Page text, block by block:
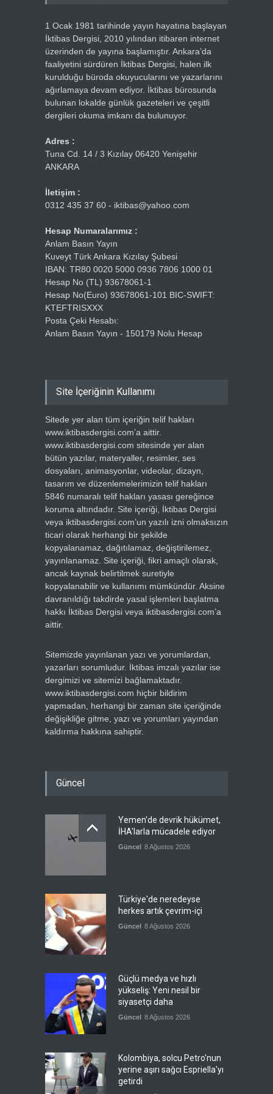
1 Ocak 1981 tarihinde yayın hayatına başlayan
İktibas Dergisi, 2010 yılından itibaren internet
üzerinden de yayına başlamıştır. Ankara’da
faaliyetini sürdüren İktibas Dergisi, halen ilk
kurulduğu büroda okuyucularını ve yazarlarını
ağırlamaya devam ediyor. İktibas bürosunda
bulunan lokalde günlük gazeteleri ve çeşitli
dergileri okuma imkanı da bulunuyor.
Adres :
Tuna Cd. 14 / 3 Kızılay 06420 Yenişehir
ANKARA
İletişim :
0312 435 37 60 - iktibas@yahoo.com
Hesap Numaralarımız :
Anlam Basın Yayın
Kuveyt Türk Ankara Kızılay Şubesi
IBAN: TR80 0020 5000 0936 7806 1000 01
Hesap No (TL) 93678061-1
Hesap No(Euro) 93678061-101 BIC-SWIFT:
KTEFTRISXXX
Posta Çeki Hesabı:
Anlam Basın Yayın - 150179 Nolu Hesap
Site İçeriğinin Kullanımı
Sitede yer alan tüm içeriğin telif hakları
www.iktibasdergisi.com’a aittir.
www.iktibasdergisi.com sitesinde yer alan
bütün yazılar, materyaller, resimler, ses
dosyaları, animasyonlar, videolar, dizayn,
tasarım ve düzenlemelerimizin telif hakları
5846 numaralı telif hakları yasası gereğince
koruma altındadır. Site içeriği, İktibas Dergisi
veya iktibasdergisi.com’un yazılı izni olmaksızın
ticari olarak herhangi bir şekilde
kopyalanamaz, dağıtılamaz, değiştirilemez,
yayınlanamaz. Site içeriği, fikri amaçlı olarak,
ancak kaynak belirtilmek suretiyle
kopyalanabilir ve kullanımı mümkündür. Aksine
davranıldığı takdirde yasal işlemleri başlatma
hakkı İktibas Dergisi veya iktibasdergisi.com’a
aittir.
Sitemizde yayınlanan yazı ve yorumlardan,
yazarları sorumludur. İktibas imzalı yazılar ise
dergimizi ve sitemizi bağlamaktadır.
www.iktibasdergisi.com hiçbir bildirim
yapmadan, herhangi bir zaman site içeriğinde
değişikliğe gitme, yazı ve yorumları yayından
kaldırma hakkına sahiptir.
Güncel
Yemen'de devrik hükümet,
İHA'larla mücadele ediyor
Güncel 8 Ağustos 2026
Türkiye'de neredeyse
herkes artık çevrim-içi
Güncel 8 Ağustos 2026
Güçlü medya ve hızlı
yükseliş: Yeni nesil bir
siyasetçi daha
Güncel 8 Ağustos 2026
Kolombiya, solcu Petro'nun
yerine aşırı sağcı Espriella'yı
getirdi